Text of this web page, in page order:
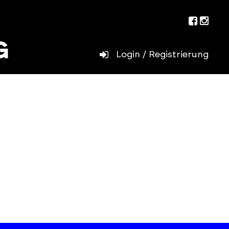
Login / Registrierung